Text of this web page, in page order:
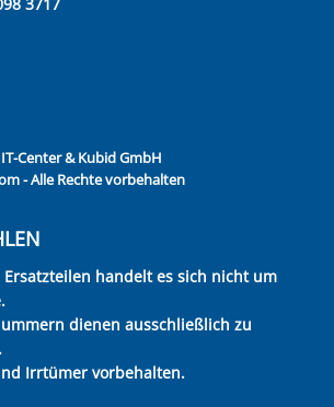
3717
IT-Center & Kubid GmbH
- Alle Rechte vorbehalten
handelt es sich nicht um
dienen ausschließlich zu
Irrtümer vorbehalten.